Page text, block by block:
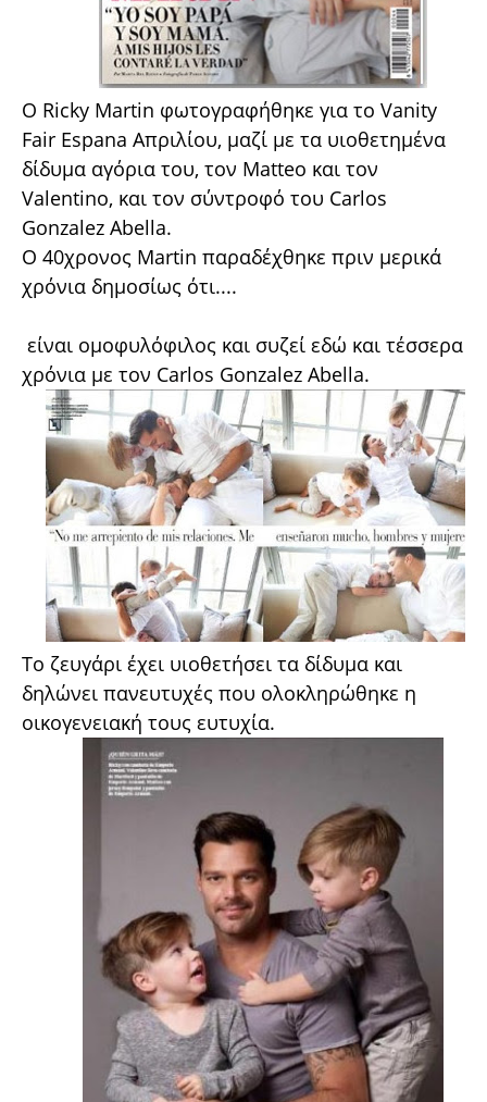
Ο Ricky Martin φωτογραφήθηκε για το Vanity
Fair Espana Απριλίου, μαζί με τα υιοθετημένα
δίδυμα αγόρια του, τον Matteo και τον
Valentino, και τον σύντροφό του Carlos
Gonzalez Abella.
Ο 40χρονος Martin παραδέχθηκε πριν μερικά
χρόνια δημοσίως ότι....
είναι ομοφυλόφιλος και συζεί εδώ και τέσσερα
χρόνια με τον Carlos Gonzalez Abella.
Το ζευγάρι έχει υιοθετήσει τα δίδυμα και
δηλώνει πανευτυχές που ολοκληρώθηκε η
οικογενειακή τους ευτυχία.